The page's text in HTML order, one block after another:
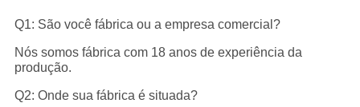
Q1: São você fábrica ou a empresa comercial?
Nós somos fábrica com 18 anos de experiência da
produção.
Q2: Onde sua fábrica é situada?